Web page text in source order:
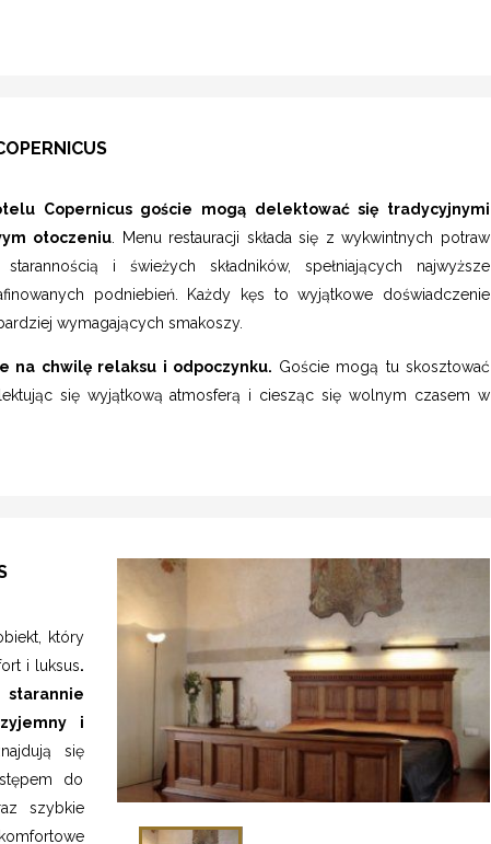
Copernicus goście mogą delektować się tradycyjnymi
otoczeniu. Menu restauracji składa się z wykwintnych potraw
i świeżych składników, spełniających najwyższe
podniebień. Każdy kęs to wyjątkowe doświadczenie
wymagających smakoszy.
na chwilę relaksu i odpoczynku. Goście mogą tu skosztować
się wyjątkową atmosferą i ciesząc się wolnym czasem w
który
i luksus.
i
się
do
szybkie